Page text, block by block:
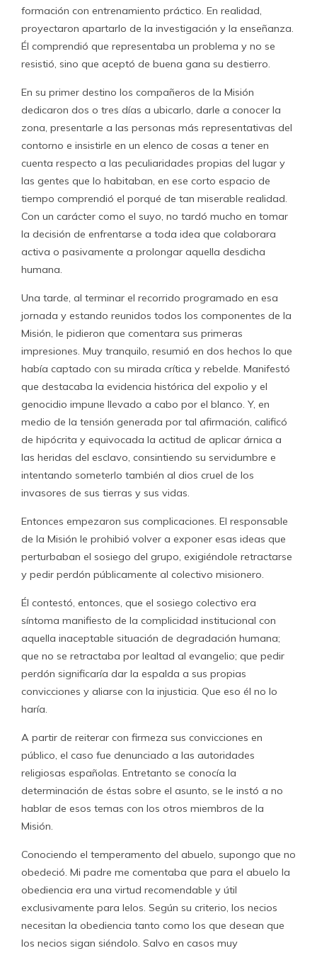
formación con entrenamiento práctico. En realidad,
proyectaron apartarlo de la investigación y la enseñanza.
Él comprendió que representaba un problema y no se
resistió, sino que aceptó de buena gana su destierro.
En su primer destino los compañeros de la Misión
dedicaron dos o tres días a ubicarlo, darle a conocer la
zona, presentarle a las personas más representativas del
contorno e insistirle en un elenco de cosas a tener en
cuenta respecto a las peculiaridades propias del lugar y
las gentes que lo habitaban, en ese corto espacio de
tiempo comprendió el porqué de tan miserable realidad.
Con un carácter como el suyo, no tardó mucho en tomar
la decisión de enfrentarse a toda idea que colaborara
activa o pasivamente a prolongar aquella desdicha
humana.
Una tarde, al terminar el recorrido programado en esa
jornada y estando reunidos todos los componentes de la
Misión, le pidieron que comentara sus primeras
impresiones. Muy tranquilo, resumió en dos hechos lo que
había captado con su mirada crítica y rebelde. Manifestó
que destacaba la evidencia histórica del expolio y el
genocidio impune llevado a cabo por el blanco. Y, en
medio de la tensión generada por tal afirmación, calificó
de hipócrita y equivocada la actitud de aplicar árnica a
las heridas del esclavo, consintiendo su servidumbre e
intentando someterlo también al dios cruel de los
invasores de sus tierras y sus vidas.
Entonces empezaron sus complicaciones. El responsable
de la Misión le prohibió volver a exponer esas ideas que
perturbaban el sosiego del grupo, exigiéndole retractarse
y pedir perdón públicamente al colectivo misionero.
Él contestó, entonces, que el sosiego colectivo era
síntoma manifiesto de la complicidad institucional con
aquella inaceptable situación de degradación humana;
que no se retractaba por lealtad al evangelio; que pedir
perdón significaría dar la espalda a sus propias
convicciones y aliarse con la injusticia. Que eso él no lo
haría.
A partir de reiterar con firmeza sus convicciones en
público, el caso fue denunciado a las autoridades
religiosas españolas. Entretanto se conocía la
determinación de éstas sobre el asunto, se le instó a no
hablar de esos temas con los otros miembros de la
Misión.
Conociendo el temperamento del abuelo, supongo que no
obedeció. Mi padre me comentaba que para el abuelo la
obediencia era una virtud recomendable y útil
exclusivamente para lelos. Según su criterio, los necios
necesitan la obediencia tanto como los que desean que
los necios sigan siéndolo. Salvo en casos muy